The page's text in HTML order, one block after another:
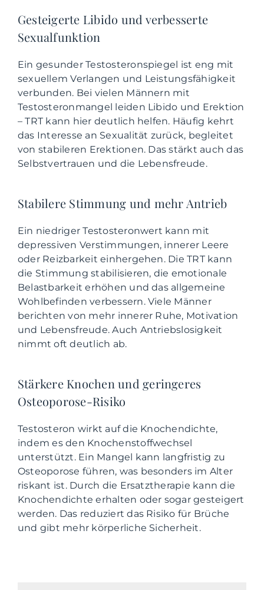
Gesteigerte Libido und verbesserte
Sexualfunktion
Ein gesunder Testosteronspiegel ist eng mit
sexuellem Verlangen und Leistungsfähigkeit
verbunden. Bei vielen Männern mit
Testosteronmangel leiden Libido und Erektion
– TRT kann hier deutlich helfen. Häufig kehrt
das Interesse an Sexualität zurück, begleitet
von stabileren Erektionen. Das stärkt auch das
Selbstvertrauen und die Lebensfreude.
Stabilere Stimmung und mehr Antrieb
Ein niedriger Testosteronwert kann mit
depressiven Verstimmungen, innerer Leere
oder Reizbarkeit einhergehen. Die TRT kann
die Stimmung stabilisieren, die emotionale
Belastbarkeit erhöhen und das allgemeine
Wohlbefinden verbessern. Viele Männer
berichten von mehr innerer Ruhe, Motivation
und Lebensfreude. Auch Antriebslosigkeit
nimmt oft deutlich ab.
Stärkere Knochen und geringeres
Osteoporose-Risiko
Testosteron wirkt auf die Knochendichte,
indem es den Knochenstoffwechsel
unterstützt. Ein Mangel kann langfristig zu
Osteoporose führen, was besonders im Alter
riskant ist. Durch die Ersatztherapie kann die
Knochendichte erhalten oder sogar gesteigert
werden. Das reduziert das Risiko für Brüche
und gibt mehr körperliche Sicherheit.